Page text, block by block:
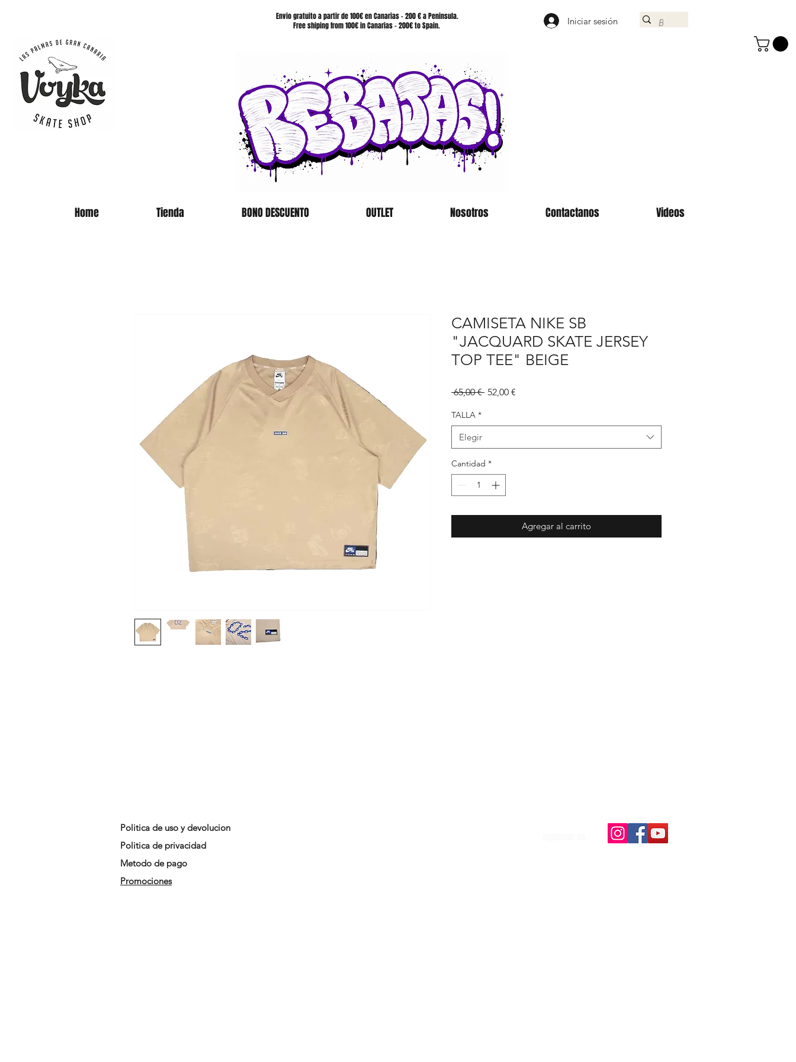
SKATE SHOPEnvio gratuito a partir de 100€ en Canarias - 200 € a Peninsula.
Free shiping from 100€ in Canarias - 200€ to Spain.
Iniciar sesión
Home Tienda BONO DESCUENTO OUTLET Nosotros Contactanos Videos
CAMISETA NIKE SB
"JACQUARD SKATE JERSEY
TOP TEE" BEIGE
65,00 € Precio
52,00 €
TALLA *
Elegir
Cantidad *
Agregar al carrito
Politica de uso y devolucion
Politica de privacidad
Metodo de pago
Promociones